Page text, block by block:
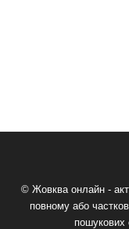
© Жовква онлайн -
повному або
пошукових